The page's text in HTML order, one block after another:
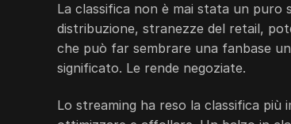
La classifica non è mai stata un puro
distribuzione, stranezze del retail,
che può far sembrare una fanbase
significato. Le rende negoziate.
Lo streaming ha reso la classifica più